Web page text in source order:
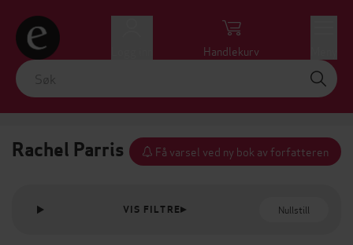
Handlekurv
Rachel Parris Få varsel ved ny bok av forfatteren
VIS FILTRE Nullstill